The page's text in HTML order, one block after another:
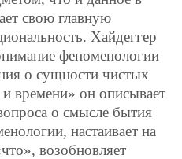
свою главную
Хайдеггер
феноменологии
о сущности чистых
времени» он описывает
о смысле бытия
настаивает на
возобновляет